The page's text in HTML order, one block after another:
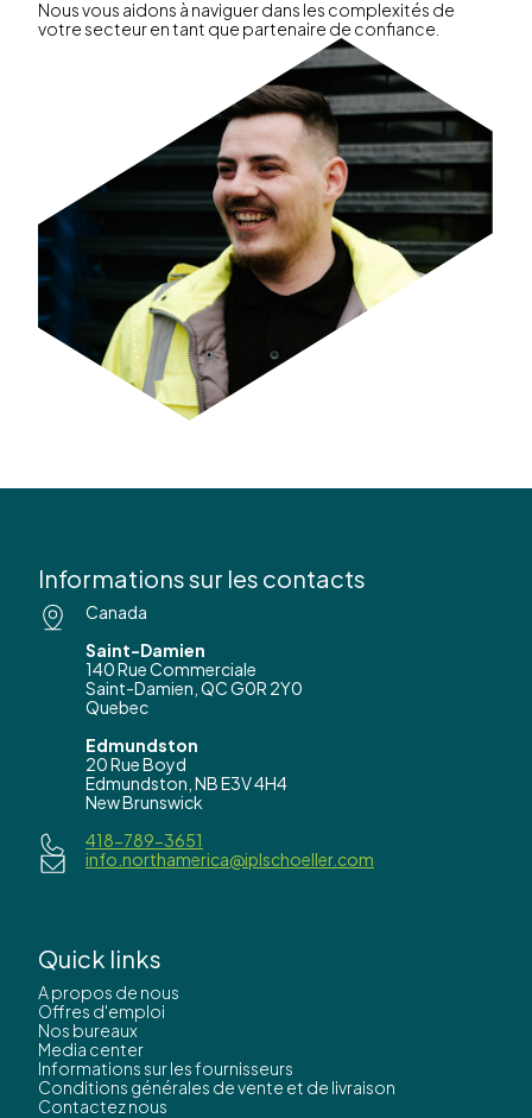
Nous vous aidons à naviguer dans les complexités de
votre secteur en tant que partenaire de confiance.
Informations sur les contacts
Canada
Saint-Damien
140 Rue Commerciale
Saint-Damien, QC G0R 2Y0
Quebec
Edmundston
20 Rue Boyd
Edmundston, NB E3V 4H4
New Brunswick
418-789-3651
info.northamerica@iplschoeller.com
Quick links
A propos de nous
Offres d'emploi
Nos bureaux
Media center
Informations sur les fournisseurs
Conditions générales de vente et de livraison
Contactez nous